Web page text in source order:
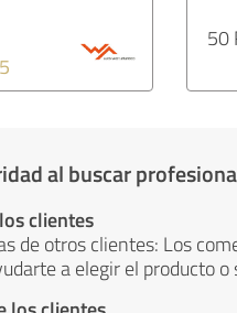
50
al buscar
clientes
de otros clientes: Los
a elegir el producto o